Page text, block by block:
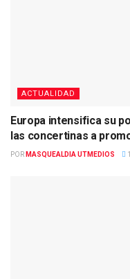
ACTUALIDAD
Europa intensifica su
las concertinas a
POR MASQUEALDIA UTMEDIOS